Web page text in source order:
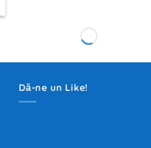
Dă-ne un Like!